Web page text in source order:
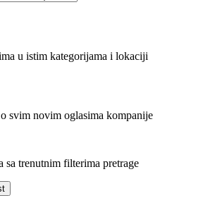
u istim kategorijama i lokaciji
svim novim oglasima kompanije
sa trenutnim filterima pretrage